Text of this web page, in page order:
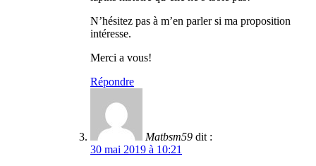
N’hésitez pas à m’en parler si ma proposition
intéresse.
Merci a vous!
Répondre
Matbsm59 dit :
30 mai 2019 à 10:21